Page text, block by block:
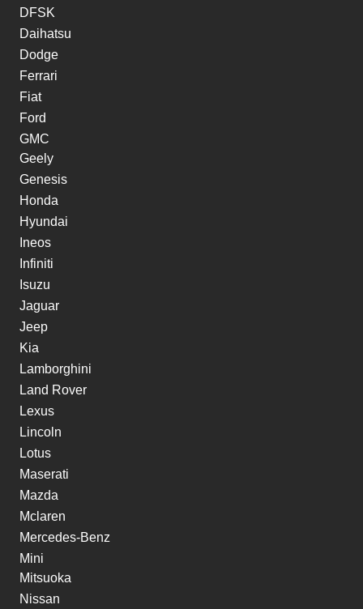
DFSK
Daihatsu
Dodge
Ferrari
Fiat
Ford
GMC
Geely
Genesis
Honda
Hyundai
Ineos
Infiniti
Isuzu
Jaguar
Jeep
Kia
Lamborghini
Land Rover
Lexus
Lincoln
Lotus
Maserati
Mazda
Mclaren
Mercedes-Benz
Mini
Mitsuoka
Nissan